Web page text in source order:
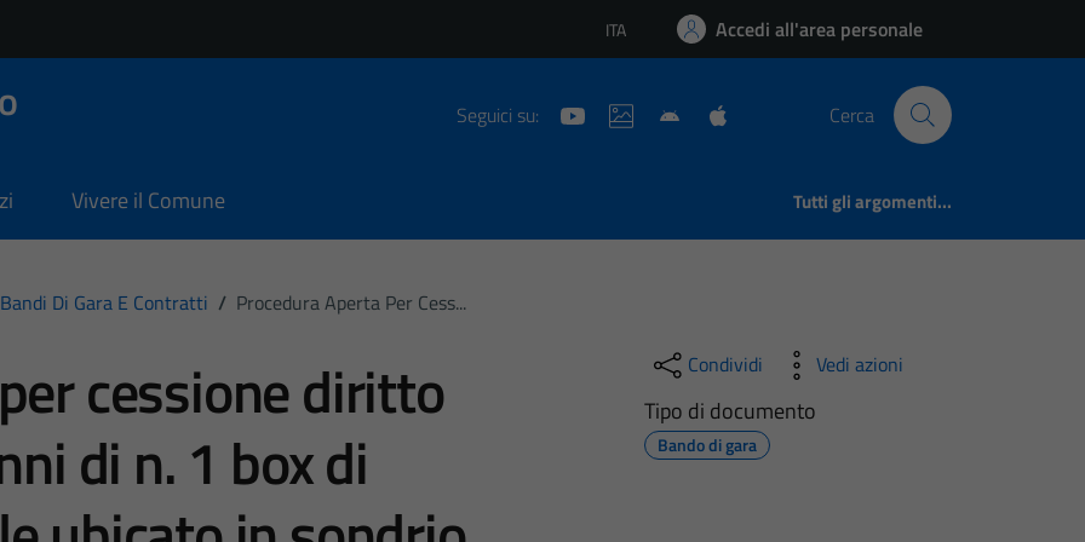
Lingua attiva:
ITA Accedi all'area personale
Seguici su: Cerca
Vivere il Comune Tutti gli argomenti...
Bandi Di Gara E Contratti / Procedura Aperta Per Cess...
cessione diritto
di n. 1 box di
Condividi Vedi azioni
Tipo di documento
Bando di gara